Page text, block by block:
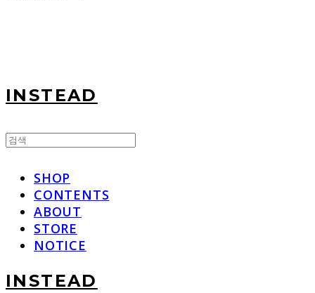
INSTEAD
SHOP
CONTENTS
ABOUT
STORE
NOTICE
INSTEAD